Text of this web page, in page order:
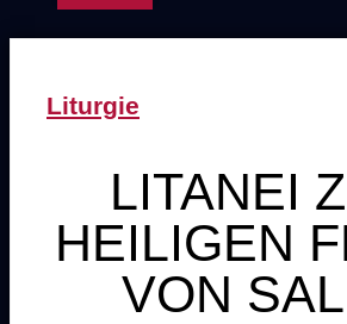
Liturgie
LITANEI
HEILIGEN
VON